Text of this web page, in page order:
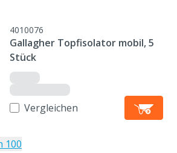
4010076
Gallagher Topfisolator mobil, 5
Stück
Vergleichen
100